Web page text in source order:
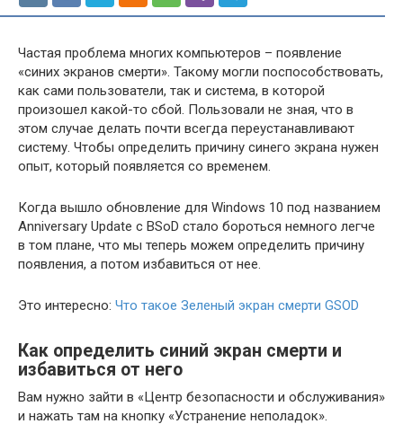
Частая проблема многих компьютеров – появление
«синих экранов смерти». Такому могли поспособствовать,
как сами пользователи, так и система, в которой
произошел какой-то сбой. Пользовали не зная, что в
этом случае делать почти всегда переустанавливают
систему. Чтобы определить причину синего экрана нужен
опыт, который появляется со временем.
Когда вышло обновление для Windows 10 под названием
Anniversary Update c BSoD стало бороться немного легче
в том плане, что мы теперь можем определить причину
появления, а потом избавиться от нее.
Это интересно: Что такое Зеленый экран смерти GSOD
Как определить синий экран смерти и
избавиться от него
Вам нужно зайти в «Центр безопасности и обслуживания»
и нажать там на кнопку «Устранение неполадок».